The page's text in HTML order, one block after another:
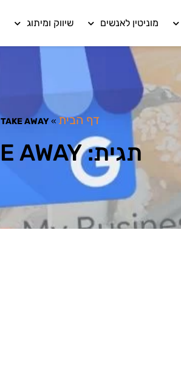
מוניטין לאנשים שיווק ומיתוג
דף הבית »
TAKE AWAY
תגית: TAKE AWAY